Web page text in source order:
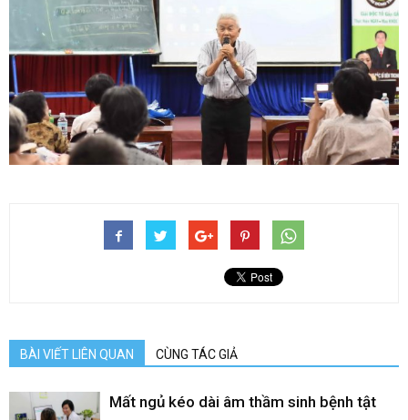
BÀI VIẾT LIÊN QUAN CÙNG TÁC GIẢ
Mất ngủ kéo dài âm thầm sinh bệnh tật